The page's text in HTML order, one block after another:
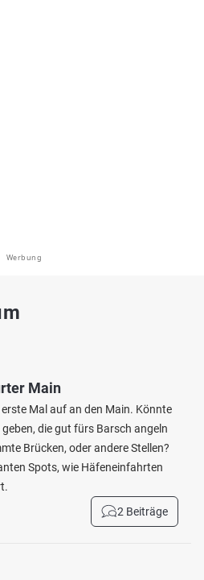
Werbung
Main
Mal auf an den Main. Könnte
die gut fürs Barsch angeln
Brücken, oder andere Stellen?
Spots, wie Häfeneinfahrten
2 Beiträge